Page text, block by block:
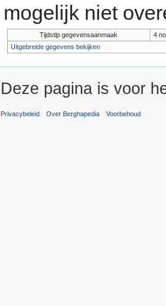
mogelijk niet
Tijdstip gegevensaanmaak
4
Uitgebreide gegevens bekijken
Deze pagina is voor
Privacybeleid Over Berghapedia Voorbehoud